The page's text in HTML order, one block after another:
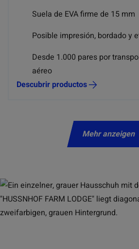
Suela de EVA firme de 15 mm
Posible impresión, bordado y
Desde 1.000 pares por
aéreo
Descubrir productos
Mehr anzeigen